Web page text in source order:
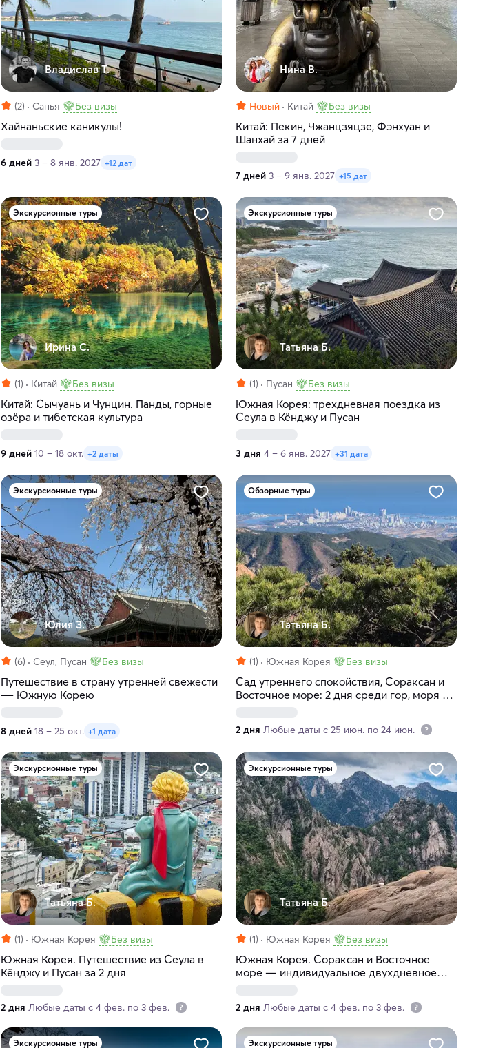
Владислав Т.
(2) Санья Без визы
Хайнаньские каникулы!
6 дней 3 – 8 янв. 2027 +12 дат
Нина В.
Новый Китай Без визы
Китай: Пекин, Чжанцзяцзе, Фэнхуан и
Шанхай за 7 дней
7 дней 3 – 9 янв. 2027 +15 дат
Экскурсионные туры
Ирина С.
(1) Китай Без визы
Китай: Сычуань и Чунцин. Панды, горные
озёра и тибетская культура
9 дней 10 – 18 окт. +2 даты
Экскурсионные туры
Татьяна Б.
(1) Пусан Без визы
Южная Корея: трехдневная поездка из
Сеула в Кёнджу и Пусан
3 дня 4 – 6 янв. 2027 +31 дата
Экскурсионные туры
Юлия З.
(6) Сеул, Пусан Без визы
Путешествие в страну утренней свежести
― Южную Корею
8 дней 18 – 25 окт. +1 дата
Обзорные туры
Татьяна Б.
(1) Южная Корея Без визы
Сад утреннего спокойствия, Сораксан и
Восточное море: 2 дня среди гор, моря и
2 дня Любые даты с 25 июн. по 24 июн.
Экскурсионные туры
Татьяна Б.
(1) Южная Корея Без визы
Южная Корея. Путешествие из Сеула в
Кёнджу и Пусан за 2 дня
2 дня Любые даты с 4 фев. по 3 фев.
Экскурсионные туры
Татьяна Б.
(1) Южная Корея Без визы
Южная Корея. Сораксан и Восточное
море — индивидуальное двухдневное
2 дня Любые даты с 4 фев. по 3 фев.
Экскурсионные туры Экскурсионные туры